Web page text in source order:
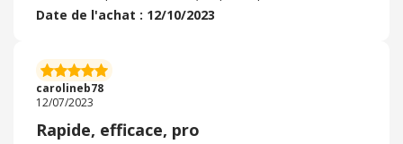
financièrement). Les produits proposés sont les mêmes
que vous pouvez trouver en magasin. Les prix sont
certain montant d’achat. Le colis est très bien emballé. Je
recommanderais avec plaisir sur ce site lors de mon
renouvellement de lentilles.
Date de l'achat : 12/10/2023
carolineb78
12/07/2023
Rapide, efficace, pro